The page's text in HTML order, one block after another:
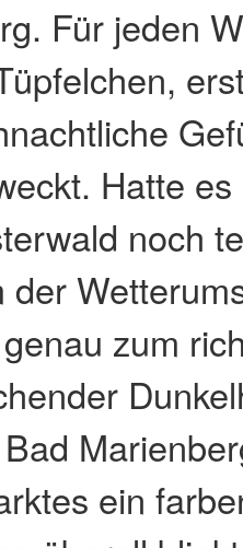
Für jeden
Hatte
noch
der
zum
ein